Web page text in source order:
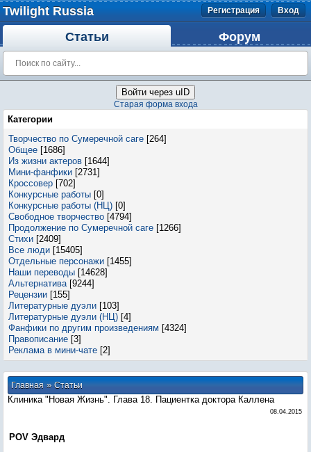
Twilight Russia Регистрация Вход
Статьи Форум
Войти через uID
Старая форма входа
Категории
Творчество по Сумеречной саге [264]
Общее [1686]
Из жизни актеров [1644]
Мини-фанфики [2731]
Кроссовер [702]
Конкурсные работы [0]
Конкурсные работы (НЦ) [0]
Свободное творчество [4794]
Продолжение по Сумеречной саге [1266]
Стихи [2409]
Все люди [15405]
Отдельные персонажи [1455]
Наши переводы [14628]
Альтернатива [9244]
Рецензии [155]
Литературные дуэли [103]
Литературные дуэли (НЦ) [4]
Фанфики по другим произведениям [4324]
Правописание [3]
Реклама в мини-чате [2]
Главная»Статьи
Клиника "Новая Жизнь". Глава 18. Пациентка доктора Каллена
08.04.2015
POV Эдвард